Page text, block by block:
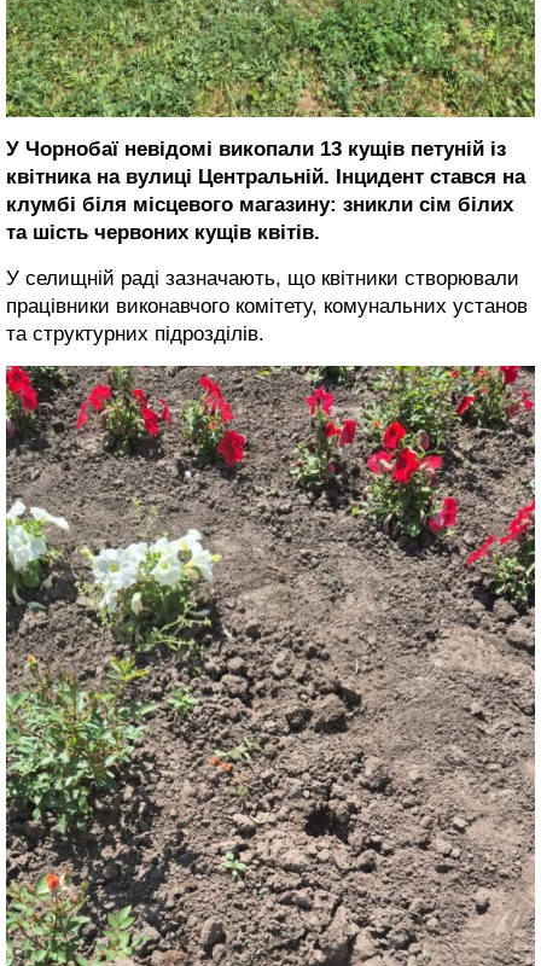
У Чорнобаї невідомі викопали 13 кущів петуній із
квітника на вулиці Центральній. Інцидент стався на
клумбі біля місцевого магазину: зникли сім білих
та шість червоних кущів квітів.
У селищній раді зазначають, що квітники створювали
працівники виконавчого комітету, комунальних установ
та структурних підрозділів.